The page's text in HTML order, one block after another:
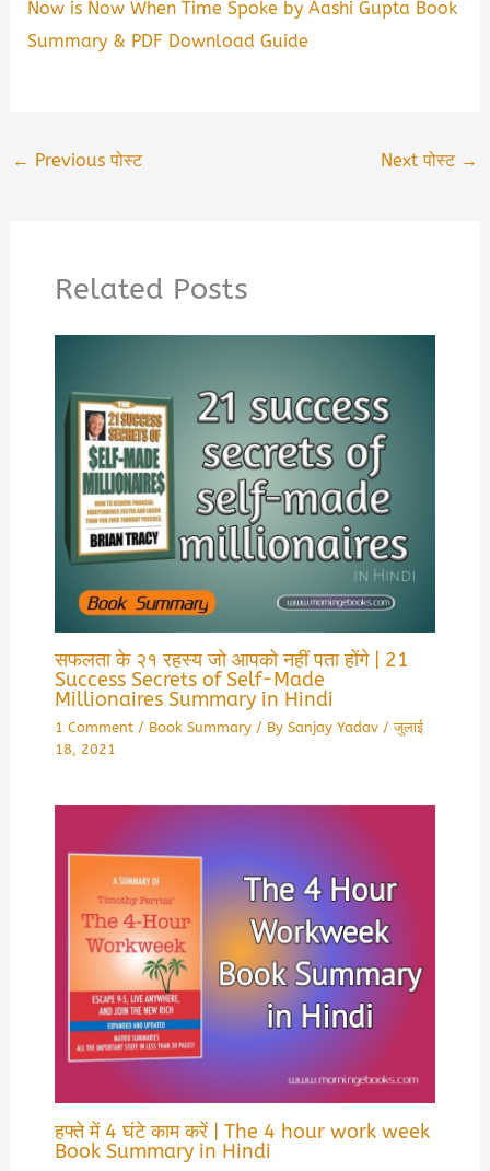
Now is Now When Time Spoke by Aashi Gupta Book
Summary & PDF Download Guide
← Previous पोस्ट Next पोस्ट →
Related Posts
सफलता के २१ रहस्य जो आपको नहीं पता होंगे | 21
Success Secrets of Self-Made
Millionaires Summary in Hindi
1 Comment / Book Summary/ By Sanjay Yadav /जुलाई
18, 2021
हफ्ते में 4 घंटे काम करें | The 4 hour work week
Book Summary in Hindi